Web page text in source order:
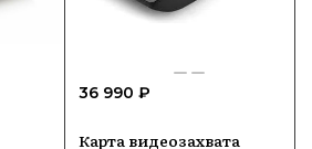
36 990 ₽
Карта видеозахвата